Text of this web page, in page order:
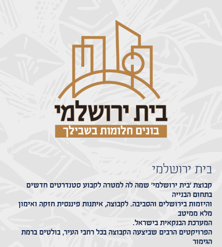
בית ירושלמי
קבוצת 'בית ירושלמי' שמה לה למטרה לקבוע סטנדרטים חדשים
בתחום הבנייה
והיזמות בירושלים והסביבה. לקבוצה, איתנות פיננסית חזקה ואימון
מלא ממיטב
המערכת הבנקאית בישראל.
הפרויקטים הרבים שביצעה הקבוצה בכל רחבי העיר, בולטים ברמת
הגימור